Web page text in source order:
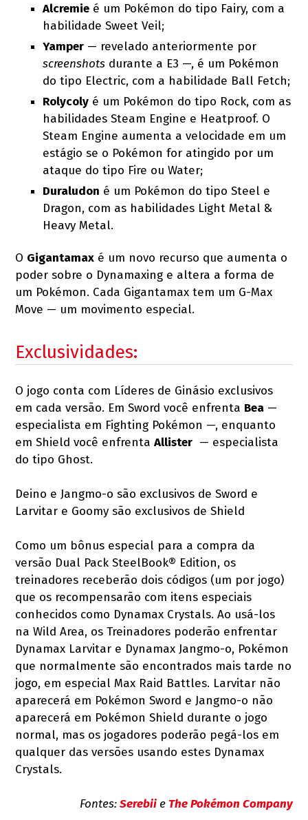
Alcremie é um Pokémon do tipo Fairy, com a
habilidade Sweet Veil;
Yamper — revelado anteriormente por
screenshots durante a E3 —, é um Pokémon
do tipo Electric, com a habilidade Ball Fetch;
Rolycoly é um Pokémon do tipo Rock, com as
habilidades Steam Engine e Heatproof. O
Steam Engine aumenta a velocidade em um
estágio se o Pokémon for atingido por um
ataque do tipo Fire ou Water;
Duraludon é um Pokémon do tipo Steel e
Dragon, com as habilidades Light Metal &
Heavy Metal.
O Gigantamax é um novo recurso que aumenta o
poder sobre o Dynamaxing e altera a forma de
um Pokémon. Cada Gigantamax tem um G-Max
Move — um movimento especial.
Exclusividades:
O jogo conta com Líderes de Ginásio exclusivos
em cada versão. Em Sword você enfrenta Bea —
especialista em Fighting Pokémon —, enquanto
em Shield você enfrentaAllister — especialista
do tipo Ghost.
Deino e Jangmo-o são exclusivos de Sword e
Larvitar e Goomy são exclusivos de Shield
Como um bônus especial para a compra da
versão Dual Pack SteelBook® Edition, os
treinadores receberão dois códigos (um por jogo)
que os recompensarão com itens especiais
conhecidos como Dynamax Crystals. Ao usá-los
na Wild Area, os Treinadores poderão enfrentar
Dynamax Larvitar e Dynamax Jangmo-o, Pokémon
que normalmente são encontrados mais tarde no
jogo, em especial Max Raid Battles. Larvitar não
aparecerá em Pokémon Sword e Jangmo-o não
aparecerá em Pokémon Shield durante o jogo
normal, mas os jogadores poderão pegá-los em
qualquer das versões usando estes Dynamax
Crystals.
Fontes:Serebiie The Pokémon Company